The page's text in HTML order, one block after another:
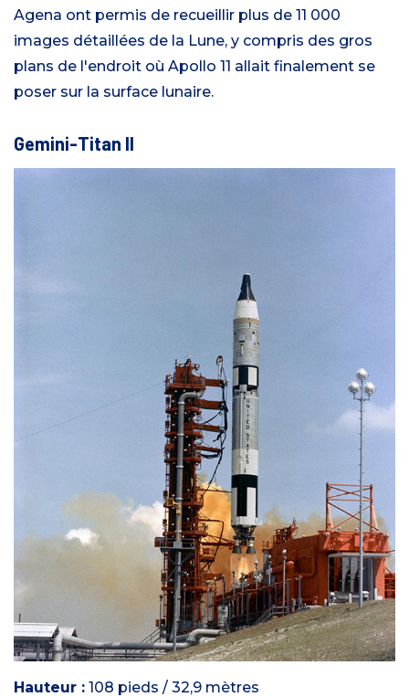
Agena ont permis de recueillir plus de 11 000
images détaillées de la Lune, y compris des gros
plans de l'endroit où Apollo 11 allait finalement se
poser sur la surface lunaire.
Gemini-Titan II
Hauteur : 108 pieds / 32,9 mètres